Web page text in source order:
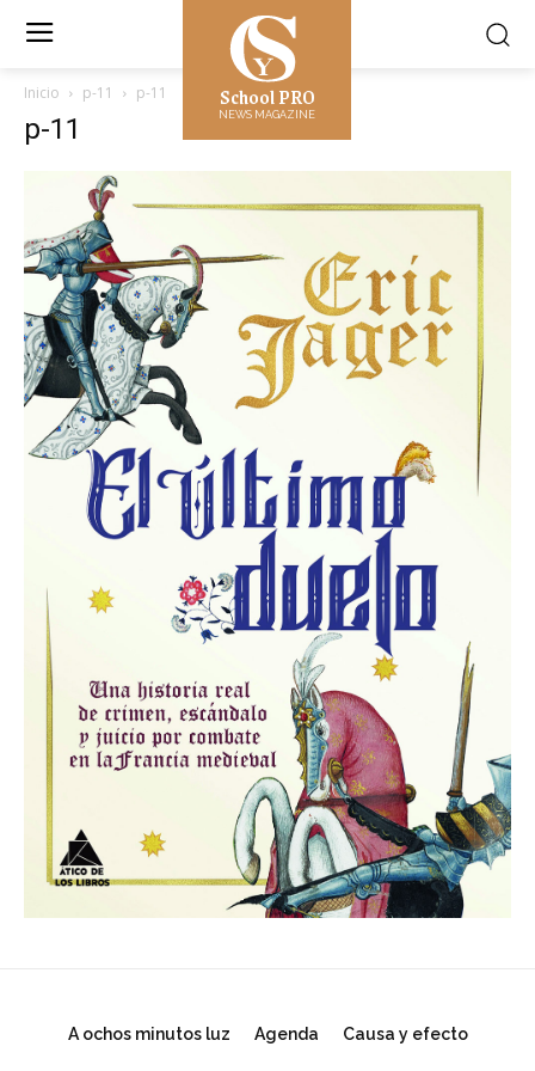
School PRO
NEWS MAGAZINE
Inicio p-11 p-11
p-11
A ochos minutos luz Agenda Causa y efecto